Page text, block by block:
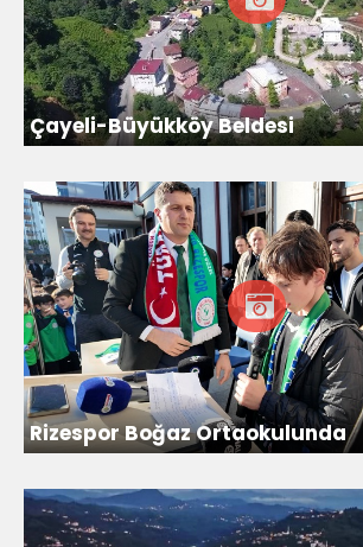
Çayeli-Büyükköy Beldesi
Rizespor Boğaz Ortaokulunda